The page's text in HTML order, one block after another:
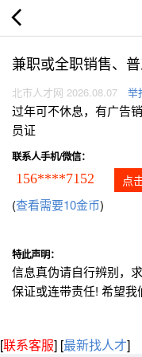
兼职或全职销售、
北市人才网 2026.08.07 举
过年可不休息，有广告
员证
联系人手机/微信：
156****7152 点
(查看需要10金币)
特此声明：
信息真伪请自行辨别，
保证或连带责任! 希望我
[联系客服] [最新找人才]